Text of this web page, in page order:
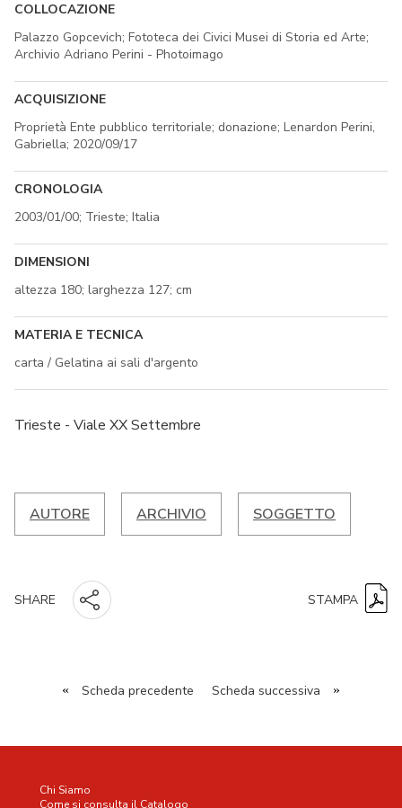
COLLOCAZIONE
Palazzo Gopcevich; Fototeca dei Civici Musei di Storia ed Arte;
Archivio Adriano Perini - Photoimago
ACQUISIZIONE
Proprietà Ente pubblico territoriale; donazione; Lenardon Perini,
Gabriella; 2020/09/17
CRONOLOGIA
2003/01/00; Trieste; Italia
DIMENSIONI
altezza 180; larghezza 127; cm
MATERIA E TECNICA
carta / Gelatina ai sali d'argento
Trieste - Viale XX Settembre
AUTORE ARCHIVIO SOGGETTO
SHARE STAMPA
« Scheda precedente Scheda successiva »
Chi Siamo
Come si consulta il Catalogo